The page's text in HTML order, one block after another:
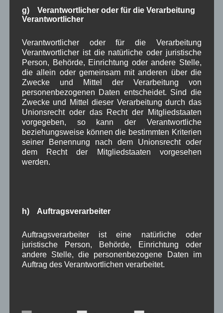
Bildergalerie , Brauchtum , Corona
Dorfplatz ,Energiewende , Fest ,G7 ,
Gesundheit , Gewerbe ,Haushalt ,
historische Bilder , Infrastruktur ,Isarkies ,
Kirche ,Kunsthandwerk ,Landwirtschaft
Musik , Natur und Umwelt ,Ochsenrennen
Schule , Sport ,Tagespflege , Tourismus ,
TV ,Umfrage
Vorstand Dorferneuerung
Bauernregel im August
g) Verantwortlicher oder für die Verarbeitung
Verantwortlicher
Verantwortlicher oder für die Verarbeitung
Verantwortlicher ist die natürliche oder juristische
Person, Behörde, Einrichtung oder andere Stelle,
die allein oder gemeinsam mit anderen über die
Zwecke und Mittel der Verarbeitung von
personenbezogenen Daten entscheidet. Sind die
Zwecke und Mittel dieser Verarbeitung durch das
Unionsrecht oder das Recht der Mitgliedstaaten
vorgegeben, so kann der Verantwortliche
beziehungsweise können die bestimmten Kriterien
seiner Benennung nach dem Unionsrecht oder
dem Recht der Mitgliedstaaten vorgesehen
werden.
h) Auftragsverarbeiter
Auftragsverarbeiter ist eine natürliche oder
juristische Person, Behörde, Einrichtung oder
andere Stelle, die personenbezogene Daten im
Auftrag des Verantwortlichen verarbeitet.